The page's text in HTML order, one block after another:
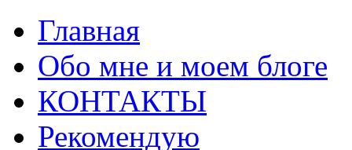
Главная
Обо мне и моем блоге
КОНТАКТЫ
Рекомендую